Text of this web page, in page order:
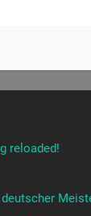
reloaded!
deutscher